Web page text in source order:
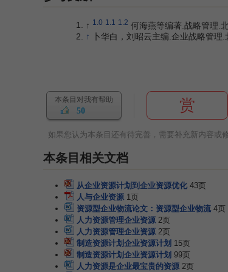
↑ 1.0 1.1 1.2 何海燕等编著.战略管理.
↑
卜华白，刘昭云主编.企业战略管
本条目对我有帮助
50 赏
如果您认为本条目还有待完善，需要补充新内容或
本条目相关文档
从企业资源计划到企业资源优化 43页
人与企业资源 1页
资源型企业物流论文：资源型企业物流 4页
人力资源管理企业资源 2页
人力资源管理企业资源 2页
制造资源计划企业资源计划 15页
制造资源计划企业资源计划 99页
人力资源是企业最宝贵的资源 2页